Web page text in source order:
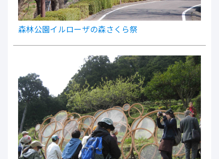
森林公園イルローザの森さくら祭